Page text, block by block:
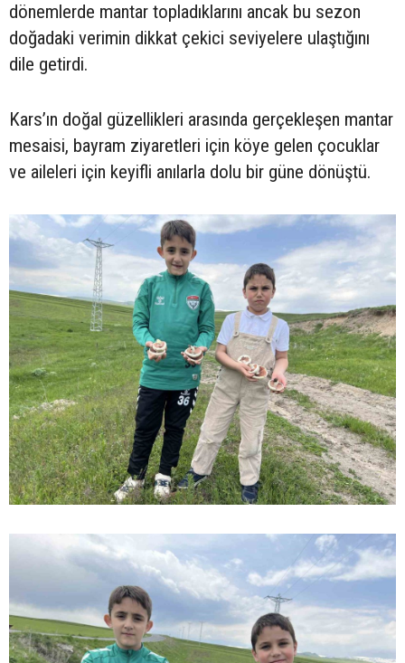
dönemlerde mantar topladıklarını ancak bu sezon
doğadaki verimin dikkat çekici seviyelere ulaştığını
dile getirdi.
Kars’ın doğal güzellikleri arasında gerçekleşen mantar
mesaisi, bayram ziyaretleri için köye gelen çocuklar
ve aileleri için keyifli anılarla dolu bir güne dönüştü.